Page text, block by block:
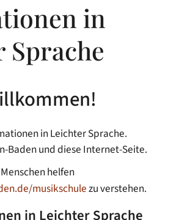
in
in Leichter Sprache.
Baden und diese Internet-Seite.
helfen
musikschulezu verstehen.
in Leichter Sprache